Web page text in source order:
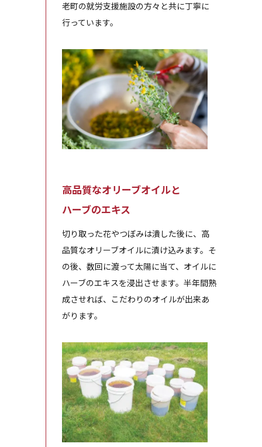
老町の就労支援施設の方々と共に丁寧に
行っています。
高品質なオリーブオイルと
ハーブのエキス
切り取った花やつぼみは潰した後に、高
品質なオリーブオイルに漬け込みます。そ
の後、数回に渡って太陽に当て、オイルに
ハーブのエキスを浸出させます。半年間熟
成させれば、こだわりのオイルが出来あ
がります。